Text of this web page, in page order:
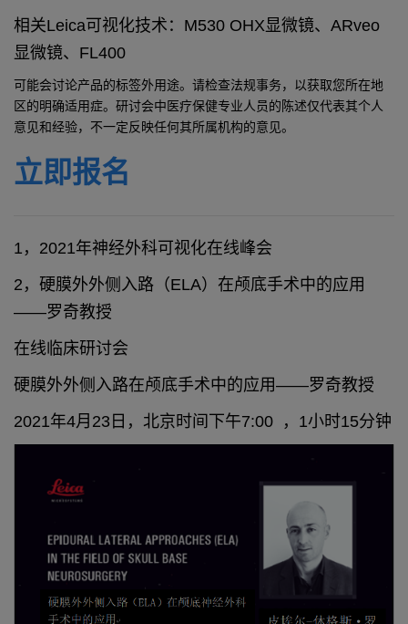
相关Leica可视化技术：M530 OHX显微镜、ARveo
显微镜、FL400
可能会讨论产品的标签外用途。请检查法规事务，以获取您所在地
区的明确适用症。研讨会中医疗保健专业人员的陈述仅代表其个人
意见和经验，不一定反映任何其所属机构的意见。
立即报名
1，2021年神经外科可视化在线峰会
2，硬膜外外侧入路（ELA）在颅底手术中的应用
——罗奇教授
在线临床研讨会
硬膜外外侧入路在颅底手术中的应用——罗奇教授
2021年4月23日，北京时间下午7:00 ，1小时15分钟